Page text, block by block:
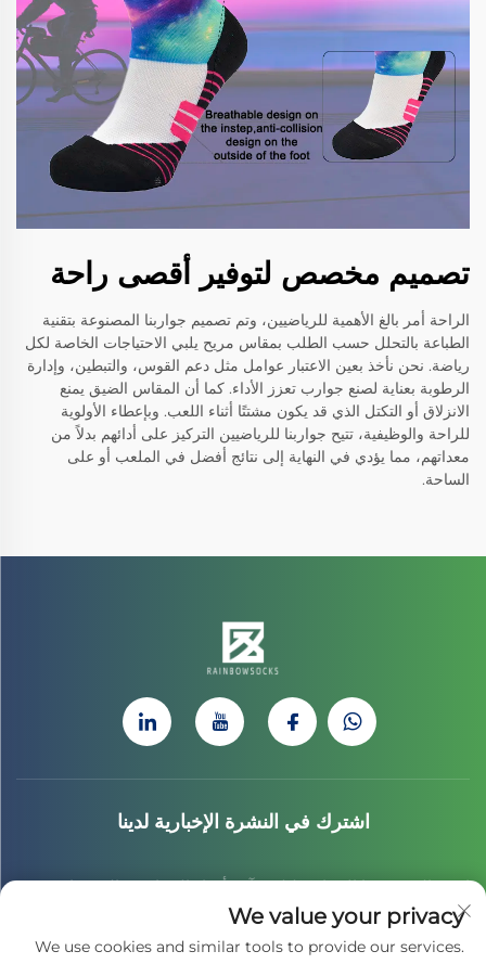
تصميم مخصص لتوفير أقصى راحة
الراحة أمر بالغ الأهمية للرياضيين، وتم تصميم جواربنا المصنوعة بتقنية
الطباعة بالتحلل حسب الطلب بمقاس مريح يلبي الاحتياجات الخاصة لكل
رياضة. نحن نأخذ بعين الاعتبار عوامل مثل دعم القوس، والتبطين، وإدارة
الرطوبة بعناية لصنع جوارب تعزز الأداء. كما أن المقاس الضيق يمنع
الانزلاق أو التكتل الذي قد يكون مشتتًا أثناء اللعب. وبإعطاء الأولوية
للراحة والوظيفية، تتيح جواربنا للرياضيين التركيز على أدائهم بدلاً من
معداتهم، مما يؤدي في النهاية إلى نتائج أفضل في الملعب أو على
الساحة.
اشترك في النشرة الإخبارية لدينا
انضم إلى نشرتنا الإخبارية لتلقي آخر أخبار الصناعة، والتحديثات،
والرؤى من فريقنا.
We value your privacy
We use cookies and similar tools to provide our services.